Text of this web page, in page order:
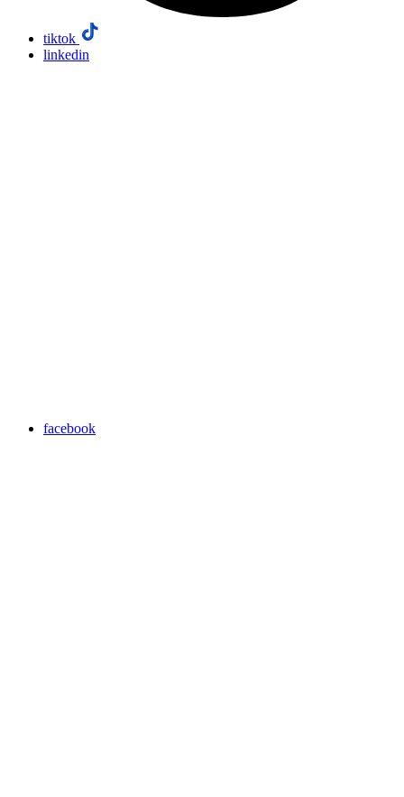
tiktok
linkedin
facebook